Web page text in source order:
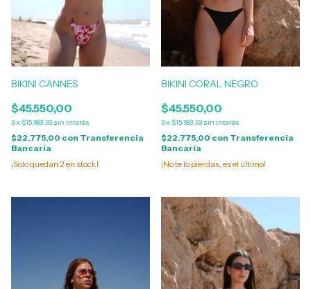
BIKINI CANNES
$45.550,00
3x $15.183,33 sin interés
$22.775,00 con Transferencia
Bancaria
¡Solo quedan 2 en stock!
BIKINI CORAL NEGRO
$45.550,00
3x $15.183,33 sin interés
$22.775,00 con Transferencia
Bancaria
¡No te lo pierdas, es el último!